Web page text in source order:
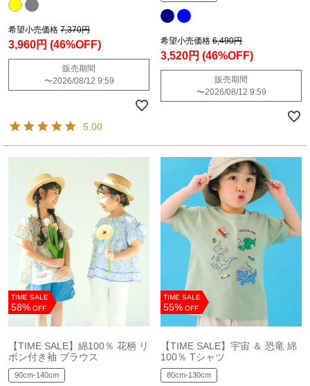
希望小売価格 7,370円
3,960円 (46%OFF)
販売期間
〜2026/08/12 9:59
5.00
希望小売価格 6,490円
3,520円 (46%OFF)
販売期間
〜2026/08/12 9:59
TIME SALE
58% OFF
【TIME SALE】綿100％ 花柄 リ
ボン付き袖 ブラウス
90cm-140cm
TIME SALE
55% OFF
【TIME SALE】宇宙 ＆ 恐竜 綿
100％ Tシャツ
80cm-130cm